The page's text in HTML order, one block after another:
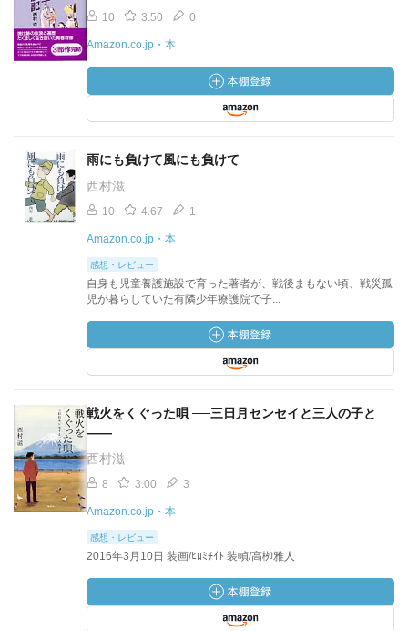
10 3.50 0
Amazon.co.jp・本
雨にも負けて風にも負けて
西村滋
10 4.67 1
Amazon.co.jp・本
感想・レビュー
自身も児童養護施設で育った著者が、戦後まもない頃、戦災孤
児が暮らしていた有隣少年療護院で子...
戦火をくぐった唄 ──三日月センセイと三人の子と
――
西村滋
8 3.00 3
Amazon.co.jp・本
感想・レビュー
2016年3月10日 装画/ﾋﾛﾐﾁｲﾄ 装幀/高栁雅人